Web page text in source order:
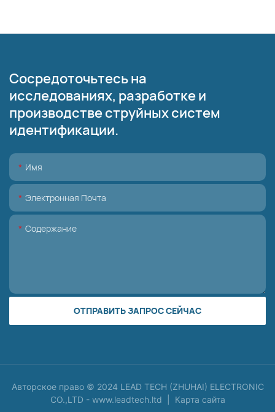
Сосредоточьтесь на
исследованиях, разработке и
производстве струйных систем
идентификации.
Имя
Электронная Почта
Содержание
ОТПРАВИТЬ ЗАПРОС СЕЙЧАС
Авторское право © 2024 LEAD TECH (ZHUHAI) ELECTRONIC
CO.,LTD - www.leadtech.ltd Карта сайта